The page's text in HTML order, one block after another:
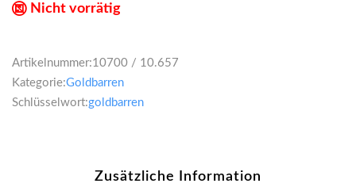
Nicht vorrätig
Artikelnummer:10700 / 10.657
Kategorie:Goldbarren
Schlüsselwort:goldbarren
Zusätzliche Information